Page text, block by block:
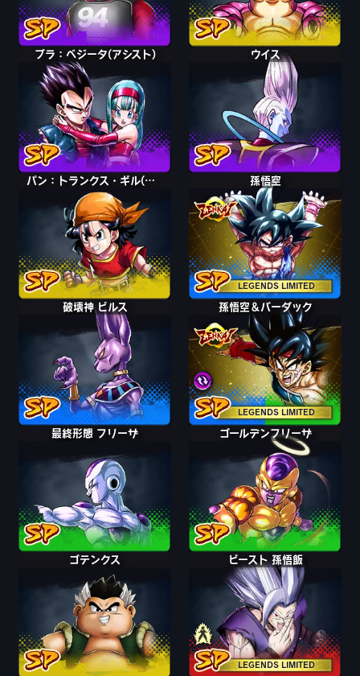
ブラ：ベジータ(アシスト) ウイス
パン：トランクス・ギル(アシスト)
LEGENDS LIMITED
孫悟空
破壊神 ビルス
LEGENDS LIMITED
孫悟空＆バーダック
孫悟空＆バーダック
最終形態 フリーザ ゴールデンフリーザ
ゴテンクス
LEGENDS LIMITED
アルティメット孫悟飯
ビースト 孫悟飯